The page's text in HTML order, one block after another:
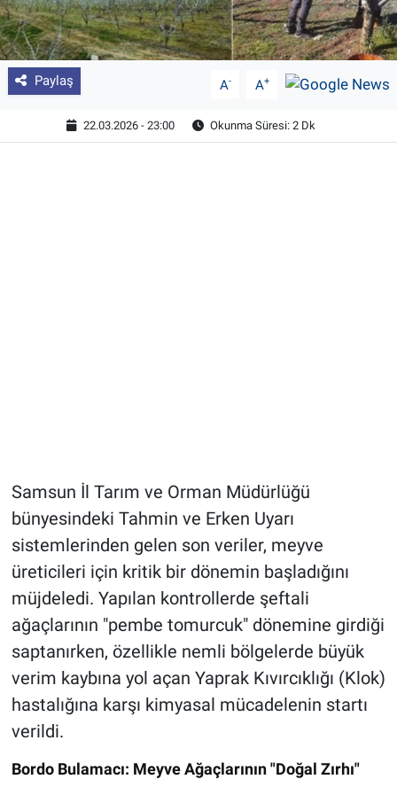
Paylaş A- A+
22.03.2026 - 23:00 Okunma Süresi: 2 Dk
Samsun İl Tarım ve Orman Müdürlüğü
bünyesindeki Tahmin ve Erken Uyarı
sistemlerinden gelen son veriler, meyve
üreticileri için kritik bir dönemin başladığını
müjdeledi. Yapılan kontrollerde şeftali
ağaçlarının "pembe tomurcuk" dönemine girdiği
saptanırken, özellikle nemli bölgelerde büyük
verim kaybına yol açan Yaprak Kıvırcıklığı (Klok)
hastalığına karşı kimyasal mücadelenin startı
verildi.
Bordo Bulamacı: Meyve Ağaçlarının "Doğal Zırhı"
Tohum